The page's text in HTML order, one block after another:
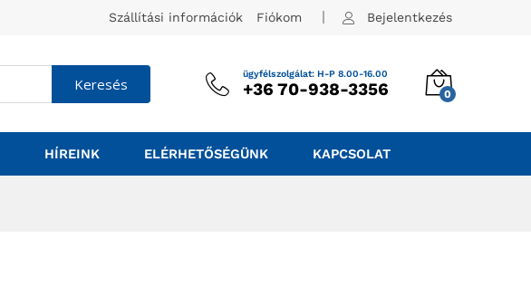
Szállítási információk Fiókom Bejelentkezés
Keresés
ügyfélszolgálat: H-P 8.00-16.00
+36 70-938-3356 0
HÍREINK ELÉRHETŐSÉGÜNK KAPCSOLAT